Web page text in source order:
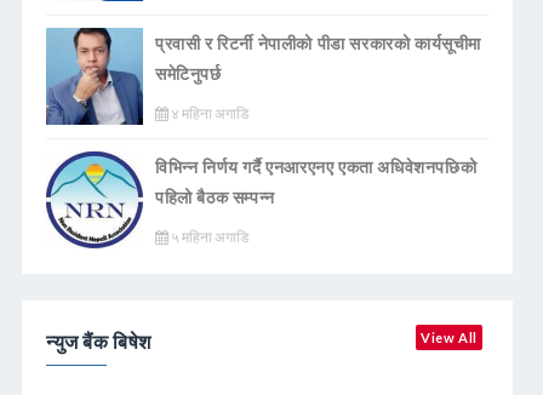
प्रवासी र रिटर्नी नेपालीको पीडा सरकारको कार्यसूचीमा
समेटिनुपर्छ
४ महिना अगाडि
विभिन्न निर्णय गर्दै एनआरएनए एकता अधिवेशनपछिको
पहिलो बैठक सम्पन्न
५ महिना अगाडि
न्युज बैंक बिषेश View All